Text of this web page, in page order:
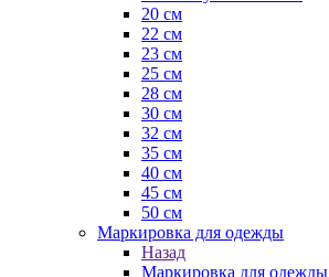
20 см
22 см
23 см
25 см
28 см
30 см
32 см
35 см
40 см
45 см
50 см
Маркировка для одежды
Назад
Маркировка для одежды